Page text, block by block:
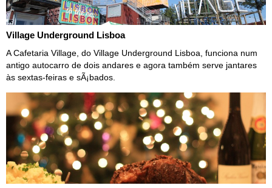
Village Underground Lisboa
A Cafetaria Village, do Village Underground Lisboa, funciona num
antigo autocarro de dois andares e agora também serve jantares
às sextas-feiras e sÃ¡bados.